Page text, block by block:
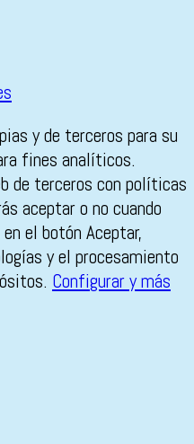
y de terceros para su
fines analíticos.
de terceros con políticas
aceptar o no cuando
el botón Aceptar,
y el procesamiento
Configurar y más